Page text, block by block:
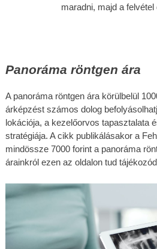
maradni, majd a felvétel
Panoráma röntgen ára
A panoráma röntgen ára körülbelül
árképzést számos dolog
lokációja, a kezelőorvos tapasztalata
stratégiája. A cikk publikálásakor a
mindössze 7000 forint a panoráma
árainkról ezen az oldalon tud